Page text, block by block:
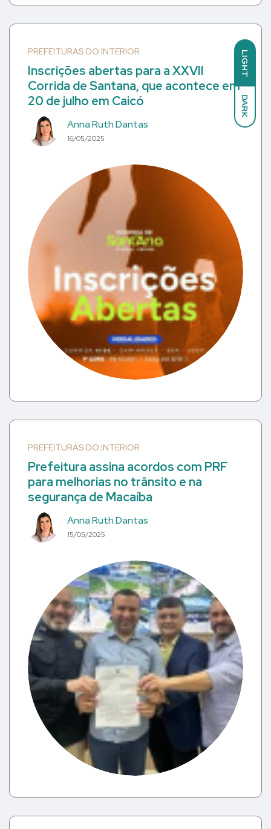
LIGHT
DARK
PREFEITURAS DO INTERIOR
Inscrições abertas para a XXVII
Corrida de Santana, que acontece em
20 de julho em Caicó
Anna Ruth Dantas
16/05/2025
PREFEITURAS DO INTERIOR
Prefeitura assina acordos com PRF
para melhorias no trânsito e na
segurança de Macaíba
Anna Ruth Dantas
15/05/2025